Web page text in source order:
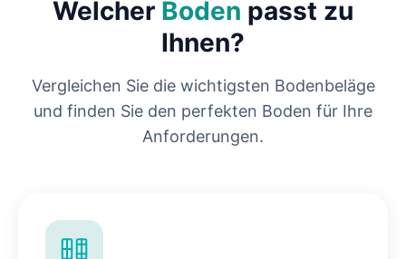
Welcher Boden passt zu
Ihnen?
Vergleichen Sie die wichtigsten Bodenbeläge
und finden Sie den perfekten Boden für Ihre
Anforderungen.